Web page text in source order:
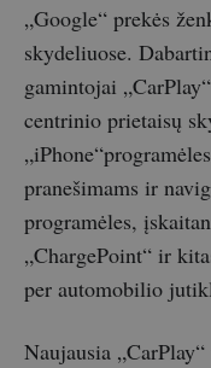
„Google“ prekės
skydeliuose.
gamintojai
centrinio prietaisų
pranešimams ir
programėles,
„ChargePoint“ ir
per automobilio
Naujausia